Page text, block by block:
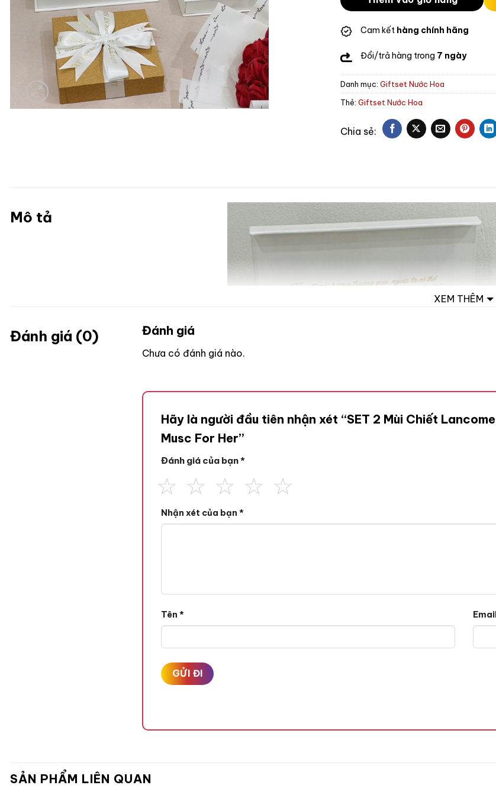
Cam kết hàng chính hãng
Đổi/trả hàng trong 7 ngày
Danh mục:Giftset Nước Hoa
Thẻ:Giftset Nước Hoa
Mô tả
– Nước hoa nữ Narciso Rodriguez Pure Musc For Her EDP 10ML
XEM THÊM
Đánh giá (0) Đánh giá
Chưa có đánh giá nào.
Hãy là người đầu tiên nhận xét “SET 2 Mùi Chiết
Musc For Her”
Đánh giá của bạn*
Nhận xét của bạn*
Tên* Email
SẢN PHẨM LIÊN QUAN